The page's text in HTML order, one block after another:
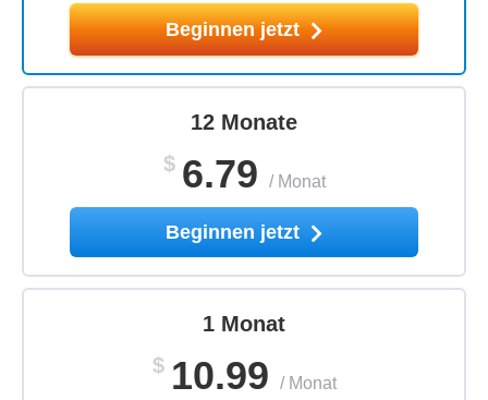
Beginnen jetzt
12 Monate
$ 6.79 / Monat
Beginnen jetzt
1 Monat
$ 10.99 / Monat